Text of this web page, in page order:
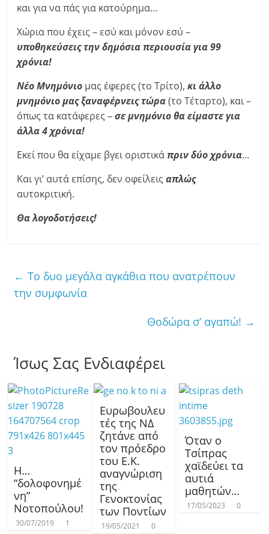
και για να πάς για κατούρημα…
Χώρια που έχεις – εσύ και μόνον εσύ –
υποθηκεύσεις την δημόσια περιουσία για 99
χρόνια!
Νέο Μνημόνιο μας έφερες (το Τρίτο),κι άλλο
μνημόνιο μας ξαναφέρνεις τώρα(το Τέταρτο), και –
όπως τα κατάφερες –σε μνημόνιο θα είμαστε για
άλλα 4 χρόνια!
Εκεί που θα είχαμε βγει οριστικάπριν δύο χρόνια…
Και γι’ αυτά επίσης, δεν οφείλειςαπλώς
αυτοκριτική.
Θα λογοδοτήσεις!
← Το δυο μεγάλα αγκάθια που ανατρέπουν
την συμφωνία
Θοδώρα σ’ αγαπώ! →
Ίσως Σας Ενδιαφέρει
Η…
“δολοφονημέ
νη”
Νοτοπούλου!
30/07/2019 1
Ευρωβουλευ
τές της ΝΔ
ζητάνε από
τον πρόεδρο
του Ε.Κ.
αναγνώριση
της
Γενοκτονίας
των Ποντίων
19/05/2021 0
Όταν ο
Τσίπρας
χαϊδεύει τα
αυτιά
μαθητών…
17/05/2023 0